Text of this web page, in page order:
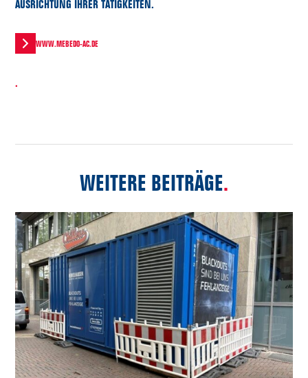
USRICHTUNG IHRER TÄTIGKEITEN.
WWW.MEBEDO-AC.DE
.
WEITERE BEITRÄGE.